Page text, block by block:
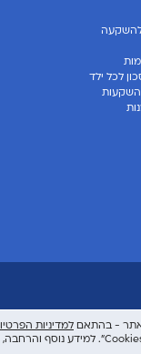
להשקעה
לכל ילד
השקעות
למדיניות